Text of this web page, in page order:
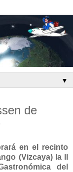
▼
de
en el recinto
(Vizcaya) la II
del